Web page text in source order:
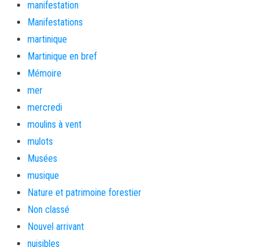
manifestation
Manifestations
martinique
Martinique en bref
Mémoire
mer
mercredi
moulins à vent
mulots
Musées
musique
Nature et patrimoine forestier
Non classé
Nouvel arrivant
nuisibles